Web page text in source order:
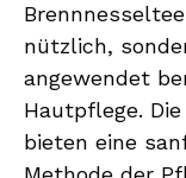
nützlich,
angewendet
Hautpflege. Die
bieten eine